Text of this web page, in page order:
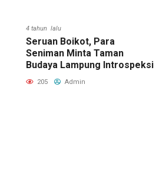
4 tahun lalu
Seruan Boikot, Para
Seniman Minta Taman
Budaya Lampung Introspeksi
205 Admin